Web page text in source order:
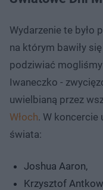
Wydarzenie te było
na którym bawiły
podziwiać
Iwaneczko -
uwielbianą przez
Włoch. W koncercie
świata:
Joshua Aaron,
Krzysztof